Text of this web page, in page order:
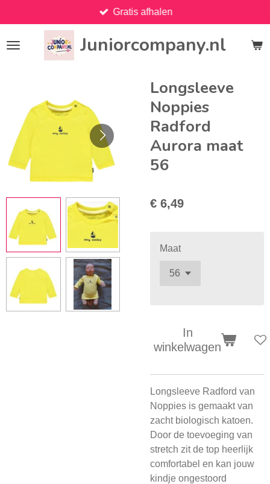
direct
naar
Juniorcompany.nl
Gratis afhalen
Longsleeve
Noppies
Radford
Aurora maat
56
€ 6,49
Maat
In
winkelwagen
Longsleeve Radford van
Noppies is gemaakt van
zacht biologisch katoen.
Door de toevoeging van
stretch zit de top heerlijk
comfortabel en kan jouw
kindje ongestoord